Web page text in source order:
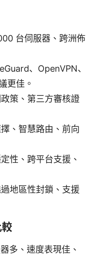
台伺服器、跨洲佈
、OpenVPN、
更佳。
策、第三方審核證
、智慧路由、前向
性、跨平台支援、
地區性封鎖、支援
多、速度表現佳、